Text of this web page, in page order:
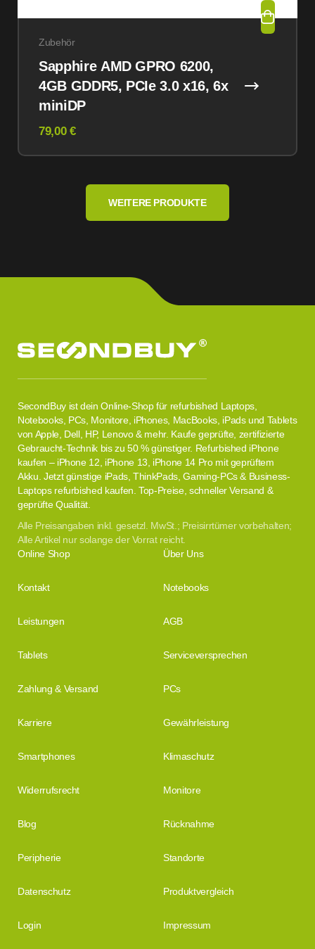
Zubehör
Sapphire AMD GPRO 6200,
4GB GDDR5, PCIe 3.0 x16, 6x
miniDP
79,00 €
WEITERE PRODUKTE
SecondBuy ist dein Online-Shop für refurbished Laptops,
Notebooks, PCs, Monitore, iPhones, MacBooks, iPads und Tablets
von Apple, Dell, HP, Lenovo & mehr. Kaufe geprüfte, zertifizierte
Gebraucht-Technik bis zu 50 % günstiger. Refurbished iPhone
kaufen – iPhone 12, iPhone 13, iPhone 14 Pro mit geprüftem
Akku. Jetzt günstige iPads, ThinkPads, Gaming-PCs & Business-
Laptops refurbished kaufen. Top-Preise, schneller Versand &
geprüfte Qualität.
Alle Preisangaben inkl. gesetzl. MwSt.; Preisirrtümer vorbehalten;
Alle Artikel nur solange der Vorrat reicht.
Online Shop Über Uns
Kontakt Notebooks
Leistungen AGB
Tablets Serviceversprechen
Zahlung & Versand PCs
Karriere Gewährleistung
Smartphones Klimaschutz
Widerrufsrecht Monitore
Blog Rücknahme
Peripherie Standorte
Datenschutz Produktvergleich
Login Impressum